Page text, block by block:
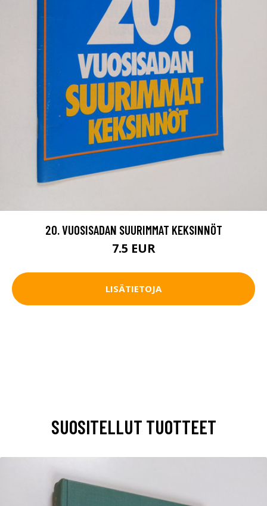
20. VUOSISADAN SUURIMMAT KEKSINNÖT
7.5 EUR
LISÄTIETOJA
SUOSITELLUT TUOTTEET